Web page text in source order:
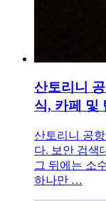
산토리니
식, 카페 및
산토리니 공
다. 보안 검색
그 뒤에는 소
하나만 …